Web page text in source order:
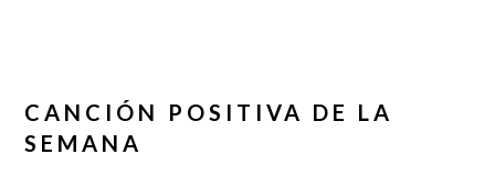
CANCIÓN POSITIVA DE LA
SEMANA